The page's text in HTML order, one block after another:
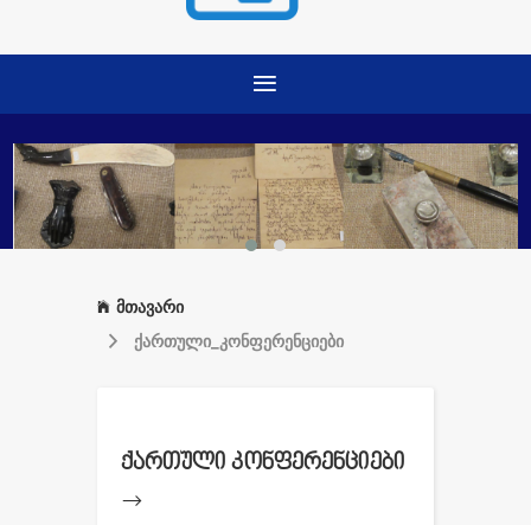
მთავარი
ქართული_კონფერენციები
ქართული კონფერენციები
-->